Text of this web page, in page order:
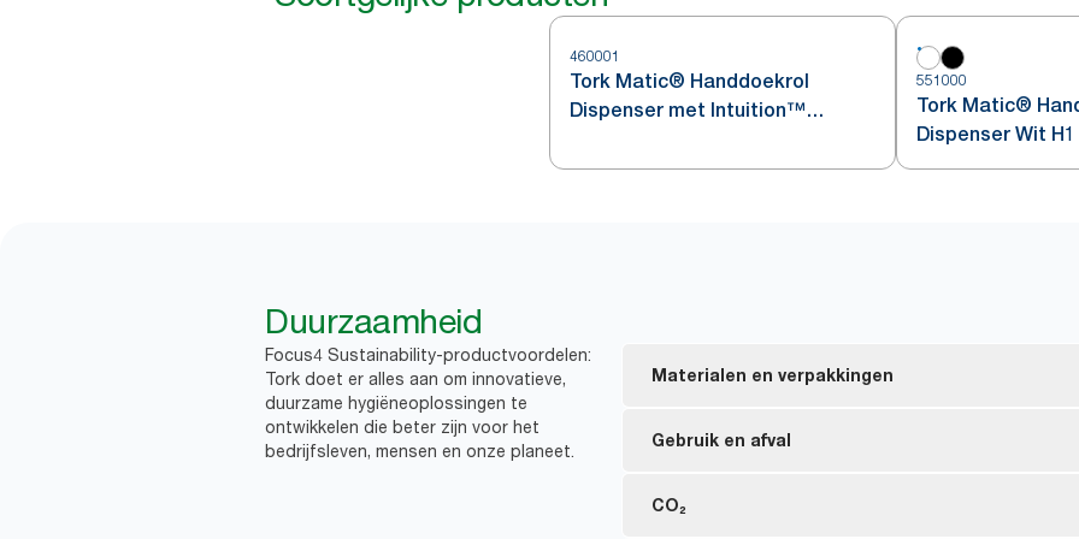
460001
Tork Matic® Handdoekrol
Dispenser met Intuition™
551000
Tork Matic®
Dispenser Wit H1
Duurzaamheid
Focus4 Sustainability-productvoordelen:
Tork doet er alles aan om innovatieve,
duurzame hygiëneoplossingen te
ontwikkelen die beter zijn voor het
bedrijfsleven, mensen en onze planeet.
Materialen en verpakkingen
EU Ecolabel-gecertificeerde vullingen: minder
FSC® certified refills – made from responsibly
Gebruik en afval
Verminder afval op de werkvloer met papieruitgifte
CO₂